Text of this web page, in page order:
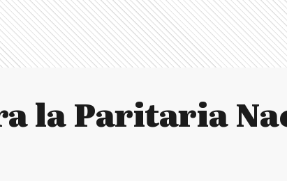
la Paritaria